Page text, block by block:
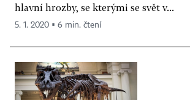
hlavní hrozby, se kterými se svět v...
5. 1. 2020 ▪ 6 min. čtení